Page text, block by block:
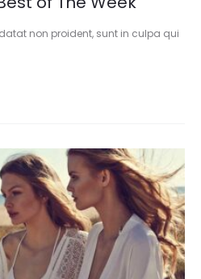
non proident, sunt in culpa qui